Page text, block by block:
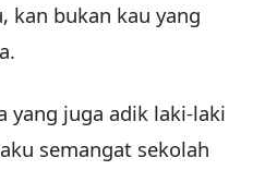
kan bukan kau yang
yang juga adik laki-laki
semangat sekolah